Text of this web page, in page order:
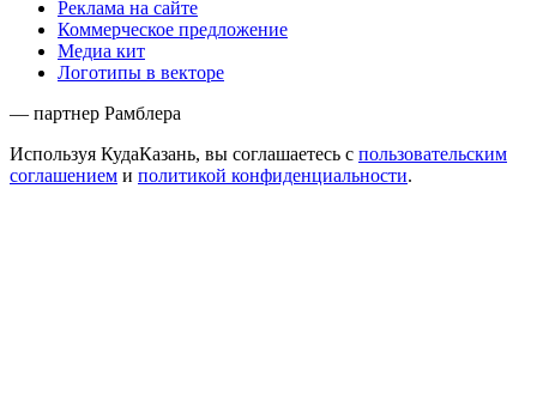
Реклама на сайте
Коммерческое предложение
Медиа кит
Логотипы в векторе
— партнер Рамблера
Используя КудаКазань, вы соглашаетесь с пользовательским
соглашением и политикой конфиденциальности.